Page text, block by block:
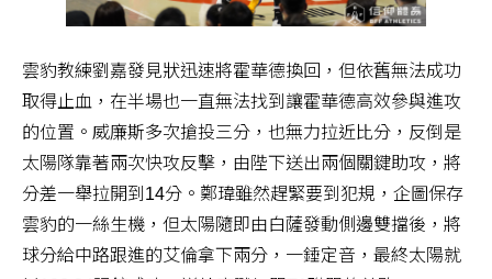
雲豹教練劉嘉發見狀迅速將霍華德換回，但依舊無法成功
取得止血，在半場也一直無法找到讓霍華德高效參與進攻
的位置。威廉斯多次搶投三分，也無力拉近比分，反倒是
太陽隊靠著兩次快攻反擊，由陛下送出兩個關鍵助攻，將
分差一舉拉開到14分。鄭瑋雖然趕緊要到犯規，企圖保存
雲豹的一絲生機，但太陽隨即由白薩發動側邊雙擋後，將
球分給中路跟進的艾倫拿下兩分，一錘定音，最終太陽就